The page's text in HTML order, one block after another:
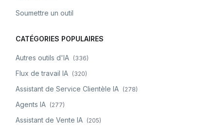
Soumettre un outil
CATÉGORIES POPULAIRES
Autres outils d'IA (336)
Flux de travail IA (320)
Assistant de Service Clientèle IA (278)
Agents IA (277)
Assistant de Vente IA (205)